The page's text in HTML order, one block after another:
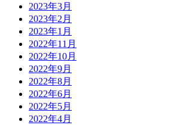
2023年3月
2023年2月
2023年1月
2022年11月
2022年10月
2022年9月
2022年8月
2022年6月
2022年5月
2022年4月